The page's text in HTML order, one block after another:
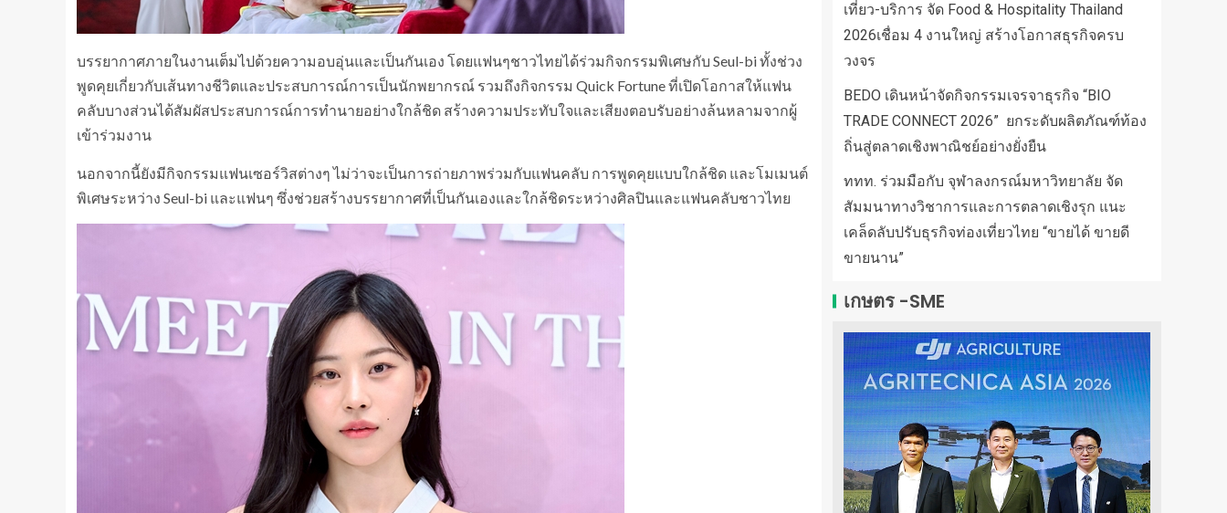
บรรยากาศภายในงานเต็มไปด้วยความอบอุ่นและเป็นกันเอง โดยแฟนๆชาวไทยได้ร่วมกิจกรรมพิเศษกับ Seul-bi ทั้งช่วง
พูดคุยเกี่ยวกับเส้นทางชีวิตและประสบการณ์การเป็นนักพยากรณ์ รวมถึงกิจกรรม Quick Fortune ที่เปิดโอกาสให้แฟน
คลับบางส่วนได้สัมผัสประสบการณ์การทำนายอย่างใกล้ชิด สร้างความประทับใจและเสียงตอบรับอย่างล้นหลามจากผู้
เข้าร่วมงาน
นอกจากนี้ยังมีกิจกรรมแฟนเซอร์วิสต่างๆ ไม่ว่าจะเป็นการถ่ายภาพร่วมกับแฟนคลับ การพูดคุยแบบใกล้ชิด และโมเมนต์
พิเศษระหว่าง Seul-bi และแฟนๆ ซึ่งช่วยสร้างบรรยากาศที่เป็นกันเองและใกล้ชิดระหว่างศิลปินและแฟนคลับชาวไทย
เที่ยว-บริการ จัด Food & Hospitality Thailand
2026เชื่อม 4 งานใหญ่ สร้างโอกาสธุรกิจครบ
วงจร
BEDO เดินหน้าจัดกิจกรรมเจรจาธุรกิจ “BIO
TRADE CONNECT 2026” ยกระดับผลิตภัณฑ์ท้อง
ถิ่นสู่ตลาดเชิงพาณิชย์อย่างยั่งยืน
ททท. ร่วมมือกับ จุฬาลงกรณ์มหาวิทยาลัย จัด
สัมมนาทางวิชาการและการตลาดเชิงรุก แนะ
เคล็ดลับปรับธุรกิจท่องเที่ยวไทย “ขายได้ ขายดี
ขายนาน”
เกษตร -SME